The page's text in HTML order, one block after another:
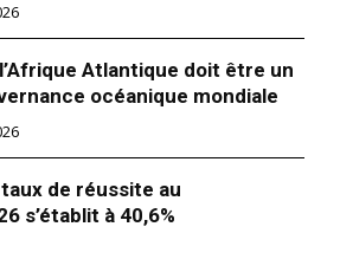
Atlantique doit être un
océanique mondiale
de réussite au
s’établit à 40,6%